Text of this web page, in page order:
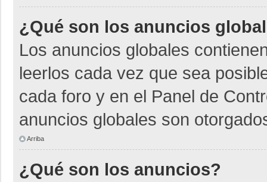
¿Qué son los anuncios
Los anuncios globales
leerlos cada vez que sea
cada foro y en el Panel de
anuncios globales son
Arriba
¿Qué son los anuncios?